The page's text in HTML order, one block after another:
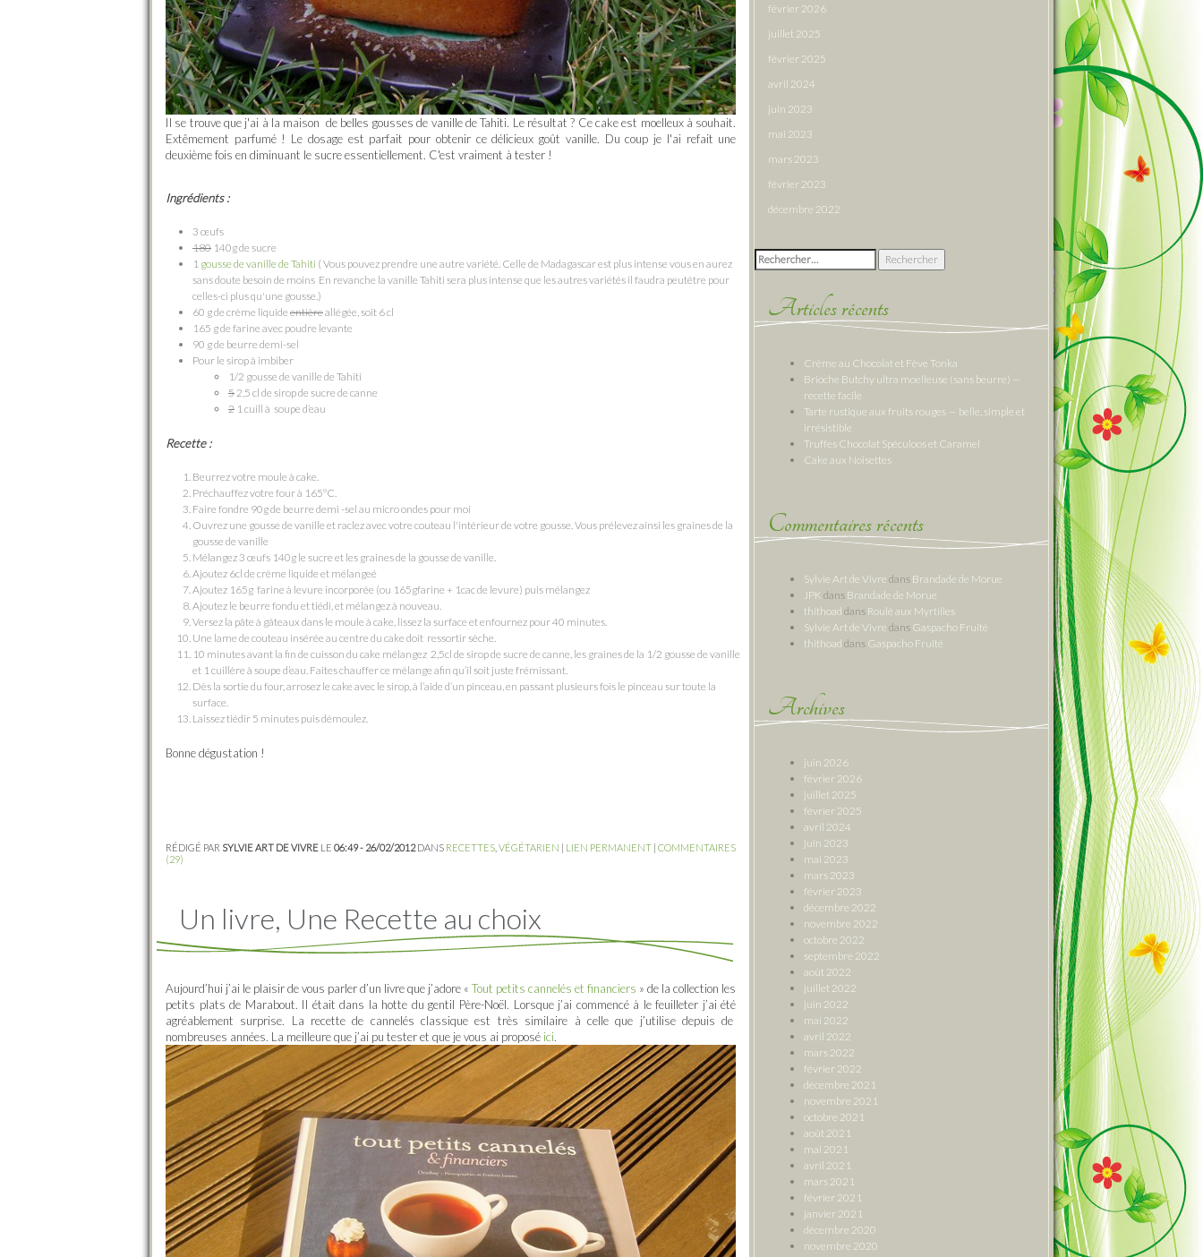
Il se trouve que j'ai à la maison de belles gousses de vanille de Tahiti. Le résultat ? Ce cake est moelleux à souhait.
Extêmement parfumé ! Le dosage est parfait pour obtenir ce délicieux goût vanille. Du coup je l'ai refait une
deuxième fois en diminuant le sucre essentiellement. C'est vraiment à tester !
Ingrédients :
3 œufs
180 140g de sucre
1 gousse de vanille de Tahiti ( Vous pouvez prendre une autre variété. Celle de Madagascar est plus intense vous en aurez
sans doute besoin de moins En revanche la vanille Tahiti sera plus intense que les autres variétés il faudra peutêtre pour
celles-ci plus qu'une gousse.)
60 g de crème liquide entièreallégée, soit 6 cl
165 g de farine avec poudre levante
90 g de beurre demi-sel
Pour le sirop à imbiber
1/2 gousse de vanille de Tahiti
52,5 cl de sirop de sucre de canne
2 1 cuill à soupe d’eau
Recette :
Beurrez votre moule à cake.
Préchauffez votre four à 165°C.
Faire fondre 90g de beurre demi -sel au micro ondes pour moi
Ouvrez une gousse de vanille et raclez avec votre couteau l'intérieur de votre gousse. Vous prélevez ainsi les graines de la
gousse de vanille
Mélangez 3 œufs 140g le sucre et les graines de la gousse de vanille.
Ajoutez 6cl de crème liquide et mélangeé
Ajoutez 165g farine à levure incorporée (ou 165gfarine + 1cac de levure) puis mélangez
Ajoutez le beurre fondu et tiédi, et mélangez à nouveau.
Versez la pâte à gâteaux dans le moule à cake, lissez la surface et enfournez pour 40 minutes.
Une lame de couteau insérée au centre du cake doit ressortir sèche.
10 minutes avant la fin de cuisson du cake mélangez 2,5cl de sirop de sucre de canne, les graines de la 1/2 gousse de vanille
et 1 cuillère à soupe d’eau. Faites chauffer ce mélange afin qu’il soit juste frémissant.
Dès la sortie du four, arrosez le cake avec le sirop, à l’aide d’un pinceau, en passant plusieurs fois le pinceau sur toute la
surface.
Laissez tiédir 5 minutes puis démoulez.
Bonne dégustation !
RÉDIGÉ PAR SYLVIE ART DE VIVRE LE 06:49 - 26/02/2012DANS RECETTES VÉGÉTARIEN LIEN PERMANENT COMMENTAIRES
(29)
Un livre, Une Recette au choix
Aujourd’hui j’ai le plaisir de vous parler d’un livre que j’adore «Tout petits cannelés et financiers » de la collection les
petits plats de Marabout. Il était dans la hotte du gentil Père-Noël. Lorsque j’ai commencé à le feuilleter j’ai été
agréablement surprise. La recette de cannelés classique est très similaire à celle que j’utilise depuis de
nombreuses années. La meilleure que j’ai pu tester et que je vous ai proposé ici.
février 2026
juillet 2025
février 2025
avril 2024
juin 2023
mai 2023
mars 2023
février 2023
décembre 2022
Rechercher :
Articles récents
Crème au Chocolat et Fève Tonka
Brioche Butchy ultra moelleuse (sans beurre) —
recette facile
Tarte rustique aux fruits rouges — belle, simple et
irrésistible
Truffes Chocolat Spéculoos et Caramel
Cake aux Noisettes
Commentaires récents
Sylvie Art de Vivre dans Brandade de Morue
JPK dans Brandade de Morue
thithoad dans Roulé aux Myrtilles
Sylvie Art de Vivre dans Gaspacho Fruité
thithoad dans Gaspacho Fruité
Archives
juin 2026
février 2026
juillet 2025
février 2025
avril 2024
juin 2023
mai 2023
mars 2023
février 2023
décembre 2022
novembre 2022
octobre 2022
septembre 2022
août 2022
juillet 2022
juin 2022
mai 2022
avril 2022
mars 2022
février 2022
décembre 2021
novembre 2021
octobre 2021
août 2021
mai 2021
avril 2021
mars 2021
février 2021
janvier 2021
décembre 2020
novembre 2020